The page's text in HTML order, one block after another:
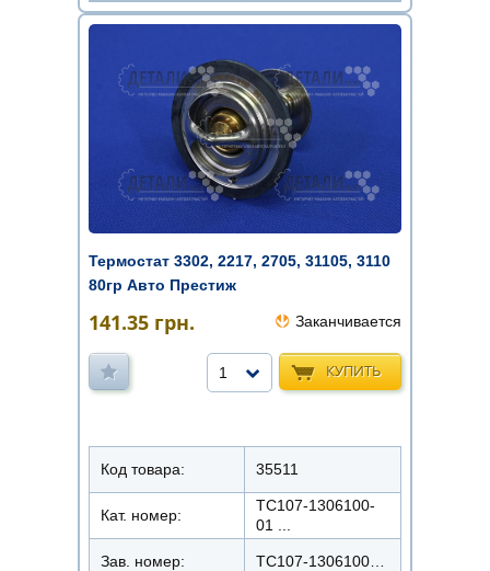
Термостат 3302, 2217, 2705, 31105, 3110
80гр Авто Престиж
141.35 грн. Заканчивается
КУПИТЬ
1
Код товара: 35511
Кат. номер:
ТС107-1306100-
01 ...
Зав. номер: